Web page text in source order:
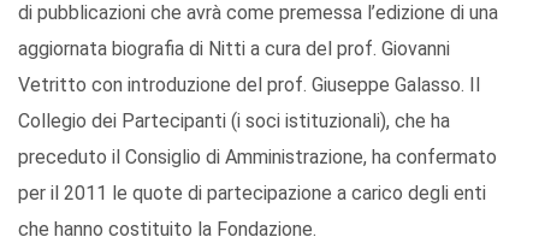
di pubblicazioni che avrà come premessa l’edizione di una
aggiornata biografia di Nitti a cura del prof. Giovanni
Vetritto con introduzione del prof. Giuseppe Galasso. Il
Collegio dei Partecipanti (i soci istituzionali), che ha
preceduto il Consiglio di Amministrazione, ha confermato
per il 2011 le quote di partecipazione a carico degli enti
che hanno costituito la Fondazione.